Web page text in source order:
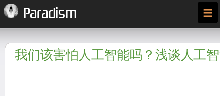
Paradism ≡
我们该害怕人工智能吗？浅谈人工